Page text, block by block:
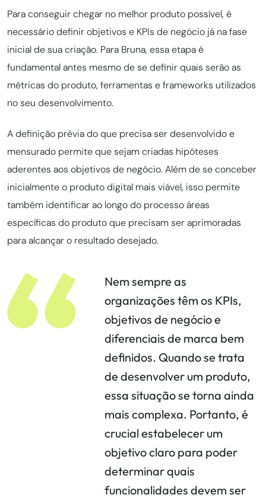
Para conseguir chegar no melhor produto possível, é
necessário definir objetivos e KPIs de negócio já na fase
inicial de sua criação. Para Bruna, essa etapa é
fundamental antes mesmo de se definir quais serão as
métricas do produto, ferramentas e frameworks utilizados
no seu desenvolvimento.
A definição prévia do que precisa ser desenvolvido e
mensurado permite que sejam criadas hipóteses
aderentes aos objetivos de negócio. Além de se conceber
inicialmente o produto digital mais viável, isso permite
também identificar ao longo do processo áreas
específicas do produto que precisam ser aprimoradas
para alcançar o resultado desejado.
Nem sempre as
organizações têm os KPIs,
objetivos de negócio e
diferenciais de marca bem
definidos. Quando se trata
de desenvolver um produto,
essa situação se torna ainda
mais complexa. Portanto, é
crucial estabelecer um
objetivo claro para poder
determinar quais
funcionalidades devem ser